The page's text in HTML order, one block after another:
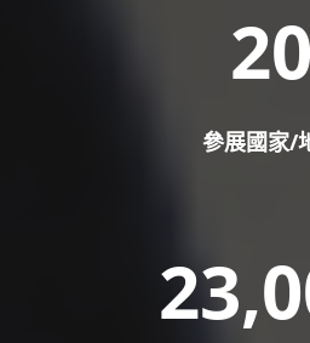
20
參展國家/